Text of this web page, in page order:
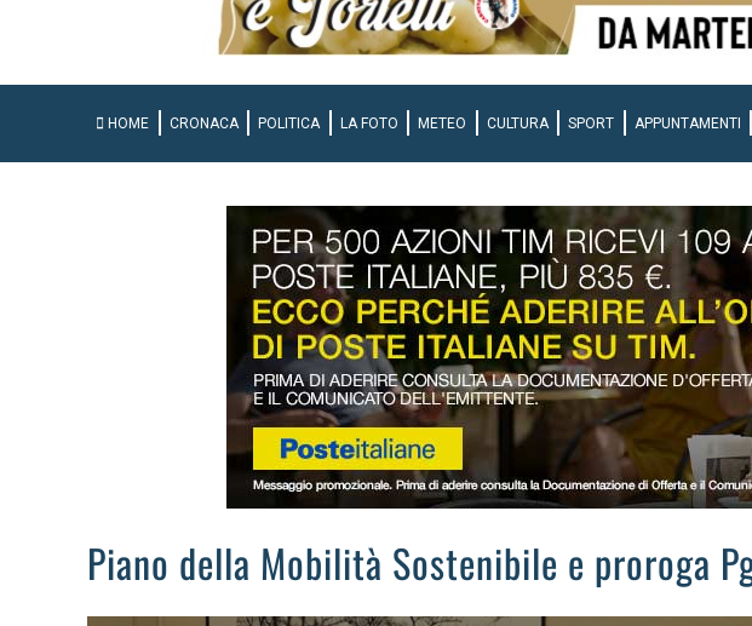
HOME CRONACA POLITICA LA FOTO METEO CULTURA SPORT APPUNTAMENTI
Piano della Mobilità Sostenibile e proroga